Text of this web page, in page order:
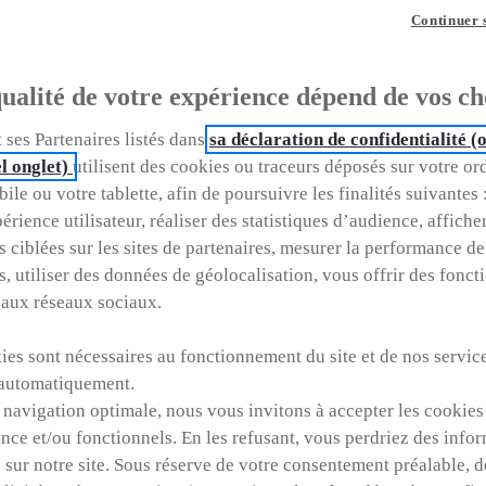
d'occasion (toutes
l'occasion idéale : Réservez-la
?
budget ?
Prix / Loyer
de votre expérience dépend de vos
Partenaires listés dans sa déclaration de confidentialité
onglet) utilisent des cookies ou traceurs déposés sur votre
ou votre tablette, afin de poursuivre les finalités suivantes
utilisateur, réaliser des statistiques d’audience,
ciblées sur les sites de partenaires, mesurer la performance
utiliser des données de géolocalisation, vous offrir des
réseaux sociaux.
sont nécessaires au fonctionnement du site et de nos
navigation optimale, nous vous invitons à accepter les
et/ou fonctionnels. En les refusant, vous perdriez des
notre site. Sous réserve de votre consentement préalable,
Continuer